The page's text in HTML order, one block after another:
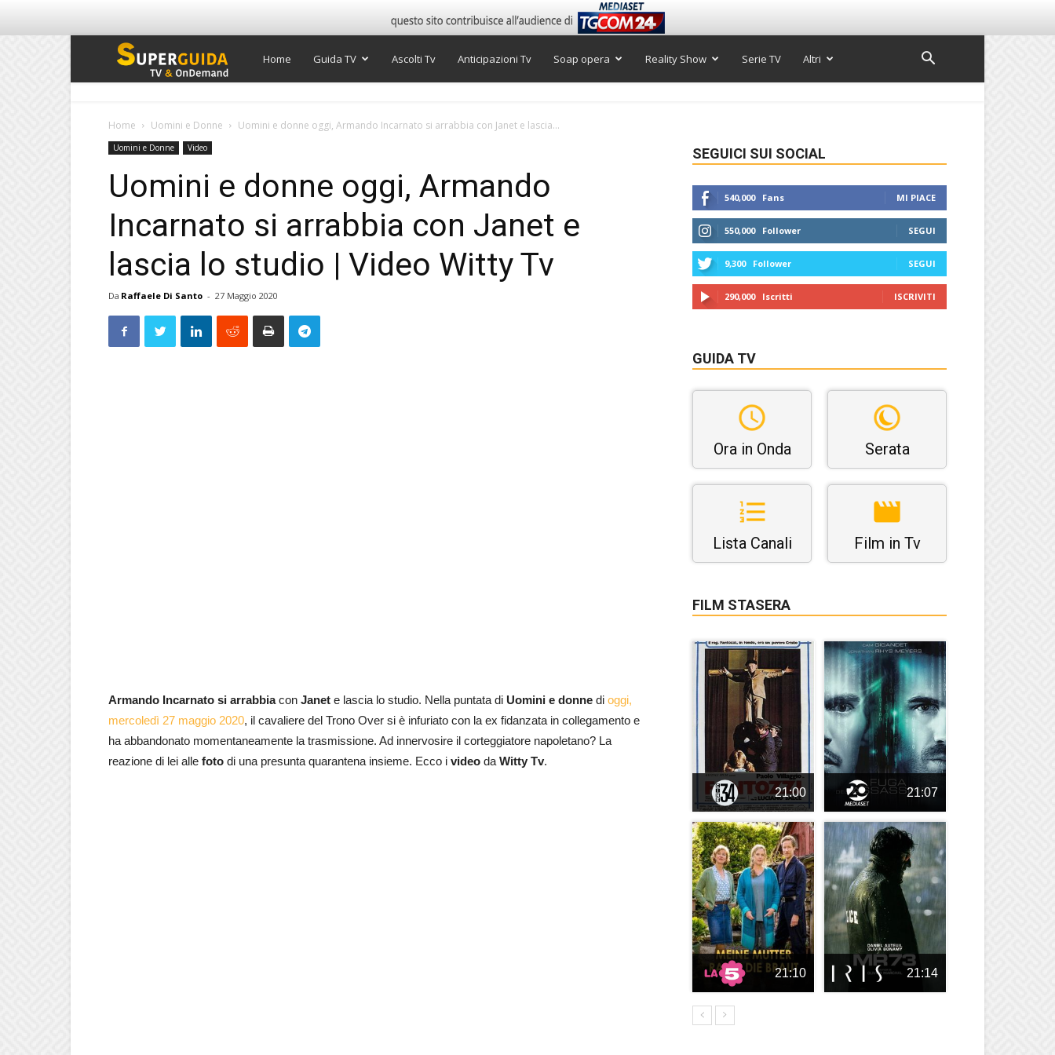
Super
Home Guida TV Ascolti Tv Anticipazioni Tv Soap opera Reality Show Serie TV Altri
Home Uomini e Donne Uomini e donne oggi, Armando Incarnato si arrabbia con Janet e lascia...
Uomini e Donne Video
Uomini e donne oggi, Armando
Incarnato si arrabbia con Janet e
lascia lo studio | Video Witty Tv
Da Raffaele Di Santo - 27 Maggio 2020
Armando Incarnato si arrabbiacon Janet e lascia lo studio. Nella puntata di Uomini e donne di oggi,
mercoledì 27 maggio 2020, il cavaliere del Trono Over si è infuriato con la ex fidanzata in collegamento e
ha abbandonato momentaneamente la trasmissione. Ad innervosire il corteggiatore napoletano? La
reazione di lei alle foto di una presunta quarantena insieme. Ecco i video da Witty Tv.
SEGUICI SUI SOCIAL
540,000 Fans MI PIACE
550,000 Follower SEGUI
9,300 Follower SEGUI
290,000 Iscritti ISCRIVITI
GUIDA TV
Ora in Onda Serata
Lista Canali Film in Tv
FILM STASERA
21:00 21:07
21:10 21:14